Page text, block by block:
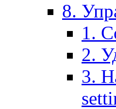
8.
1.
2.
3.